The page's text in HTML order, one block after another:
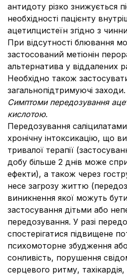
антидоту різко знижується
необхідності пацієнту
ацетилцистеїн згідно з
При відсутності блювання
застосований метіонін
альтернатива у віддалених
Необхідно також
загальнопідтримуючі заходи.
Симптоми передозування
кислотою.
Передозування
хронічну інтоксикацію, що
тривалої терапії
добу більше 2 днів може
ефекти), а також через
несе загрозу життю
виникнення якої можуть
застосування дітьми або
передозування. У разі
спостерігатися підвищене
психомоторне збудження
сонливість, порушення
серцевого ритму, тахікардія,